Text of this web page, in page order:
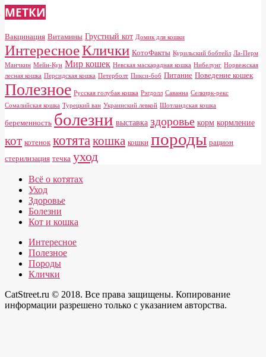
МЕТКИ
Вакцинация Витамины Грустный кот Домик для кошки
ИнтересноеКлички КотоФакты Курильский бобтейл Ла-Перм
Манчкин Мейн-Кун Мир кошек Невская маскарадная кошка Нибелунг Норвежская
лесная кошка Персидская кошка Петерболт Пикси-боб Питание Поведение кошек
Полезное Русская голубая кошка Рэгдолл Саванна Селкирк-рекс
Сомалийская кошка Турецкий ван Украинский левкой Шотландская кошка
беременность болезни выставка здоровье корм кормление
кот котенок котята кошка кошки породы рацион
стерилизация течка уход
Всё о котятах
Уход
Здоровье
Болезни
Кот и кошка
Интересное
Полезное
Породы
Клички
CatStreet.ru © 2018. Все права защищены. Копирование
информации разрешено только с указанием авторства.